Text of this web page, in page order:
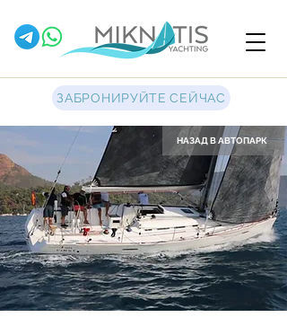
ЗАБРОНИРУЙТЕ СЕЙЧАС
НАЗАД В АВТОПАРК